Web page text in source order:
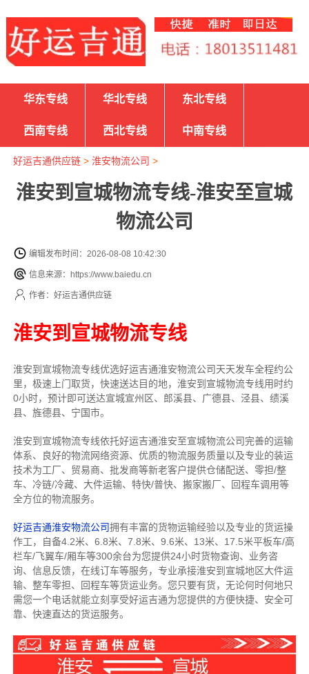
华东专线 华北专线 东北专线
西南专线 西北专线 中南专线
好运吉通供应链> 淮安物流公司 >
淮安到宣城物流专线-淮安至宣城
物流公司
编辑发布时间：2026-08-08 10:42:30
信息来源：https://www.baiedu.cn
作者：好运吉通供应链
淮安到宣城物流专线
淮安到宣城物流专线优选好运吉通淮安物流公司天天发车全程约公
里， 极速上门取货，快速送达目的地，淮安到宣城物流专线用时约
0小时，预计即可送达宣城宣州区、郎溪县、广德县、泾县、绩溪
县、旌德县、宁国市。
淮安到宣城物流专线依托好运吉通淮安至宣城物流公司完善的运输
体系、良好的物流网络资源、优质的物流服务质量以及专业的装运
技术为工厂、贸易商、批发商等新老客户提供仓储配送、零担/整
车、冷链/冷藏、大件运输、特快/普快、搬家搬厂、回程车调用等
全方位的物流服务。
好运吉通淮安物流公司拥有丰富的货物运输经验以及专业的货运操
作工，自备4.2米、6.8米、7.8米、9.6米、13米、17.5米平板车/高
栏车/飞翼车/厢车等300余台为您提供24小时货物查询、业务咨
询、信息反馈，在线订车等服务， 专业承接淮安到宣城地区大件运
输、整车零担、回程车等货运业务。 您只要有货，无论何时何地只
需您一个电话就能立刻享受好运吉通为您提供的方便快捷、安全可
靠、快速直达的货运服务。